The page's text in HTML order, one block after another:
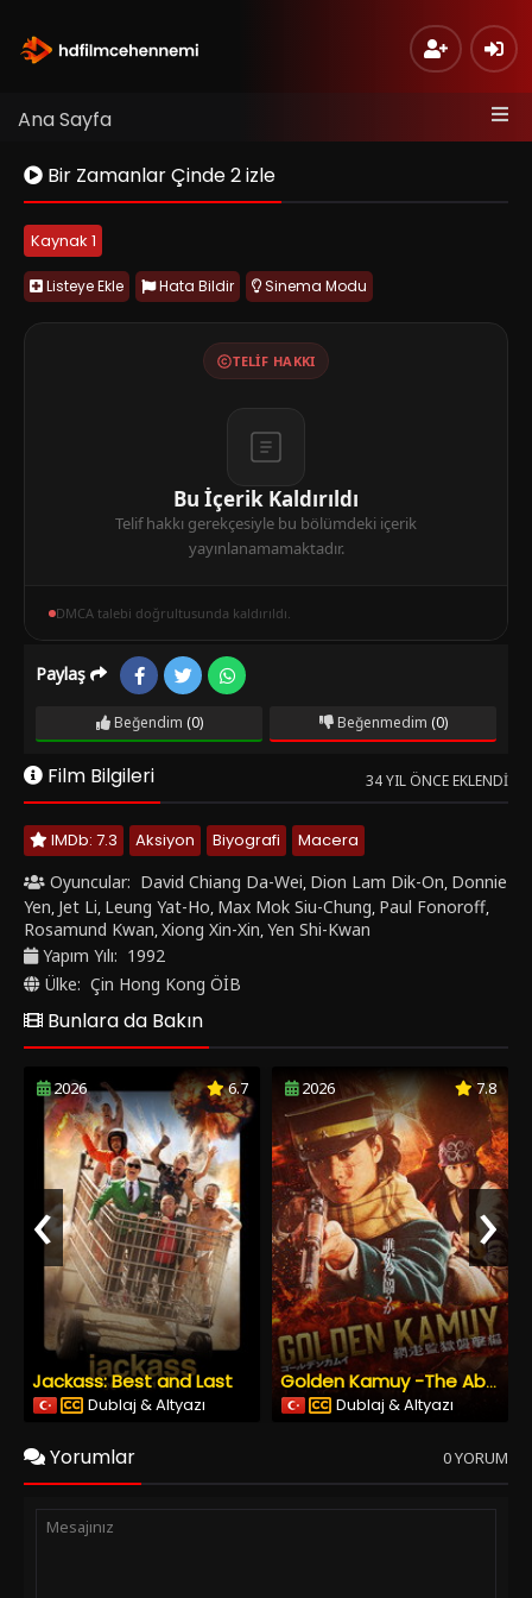
Ana Sayfa
Bir Zamanlar Çinde 2 izle
Kaynak 1
Listeye Ekle Hata Bildir Sinema Modu
TELIF HAKKI
Bu İçerik Kaldırıldı
Telif hakkı gerekçesiyle bu bölümdeki içerik
yayınlanamamaktadır.
DMCA talebi doğrultusunda kaldırıldı.
Paylaş
Beğendim (0) Beğenmedim (0)
Film Bilgileri 34 YIL ÖNCE EKLENDI
IMDb: 7.3 Aksiyon Biyografi
Macera
Oyuncular: David Chiang Da-Wei, Dion Lam Dik-On, Donnie
Yen, Jet Li, Leung Yat-Ho, Max Mok Siu-Chung, Paul Fonoroff,
Rosamund Kwan,Xiong Xin-Xin,Yen Shi-Kwan
Yapım Yılı: 1992
Ülke: Çin Hong Kong ÖİB
Bunlara da Bakın
2026 6.7
Jackass: Best and Last
Dublaj & Altyazı
2026 7.8
Golden Kamuy -The Abashiri Prison Raid
Dublaj & Altyazı
‹ ›
Yorumlar 0 YORUM